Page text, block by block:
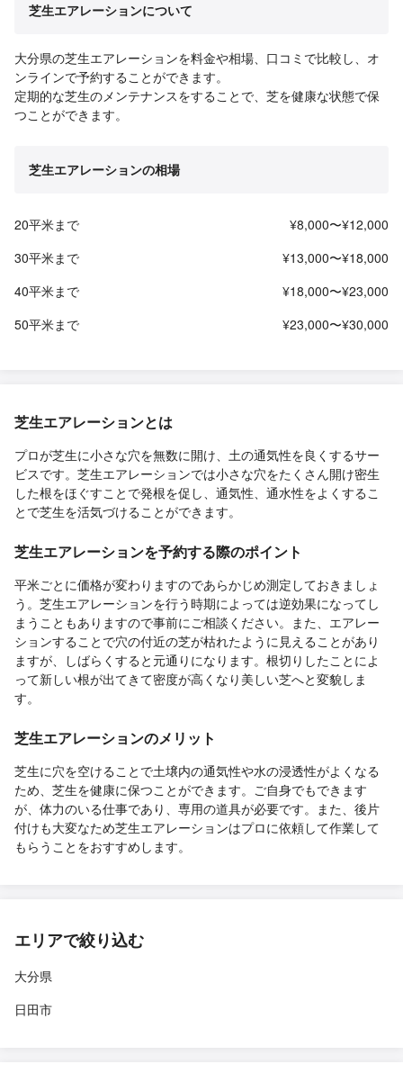
芝生エアレーションについて
大分県の芝生エアレーションを料金や相場、口コミで比較し、オ
ンラインで予約することができます。
定期的な芝生のメンテナンスをすることで、芝を健康な状態で保
つことができます。
芝生エアレーションの相場
20平米まで
¥8,000〜¥12,000
30平米まで
¥13,000〜¥18,000
40平米まで
¥18,000〜¥23,000
50平米まで
¥23,000〜¥30,000
芝生エアレーションとは
プロが芝生に小さな穴を無数に開け、土の通気性を良くするサー
ビスです。芝生エアレーションでは小さな穴をたくさん開け密生
した根をほぐすことで発根を促し、通気性、通水性をよくするこ
とで芝生を活気づけることができます。
芝生エアレーションを予約する際のポイント
平米ごとに価格が変わりますのであらかじめ測定しておきましょ
う。芝生エアレーションを行う時期によっては逆効果になってし
まうこともありますので事前にご相談ください。また、エアレー
ションすることで穴の付近の芝が枯れたように見えることがあり
ますが、しばらくすると元通りになります。根切りしたことによ
って新しい根が出てきて密度が高くなり美しい芝へと変貌しま
す。
芝生エアレーションのメリット
芝生に穴を空けることで土壌内の通気性や水の浸透性がよくなる
ため、芝生を健康に保つことができます。ご自身でもできます
が、体力のいる仕事であり、専用の道具が必要です。また、後片
付けも大変なため芝生エアレーションはプロに依頼して作業して
もらうことをおすすめします。
エリアで絞り込む
大分県
日田市